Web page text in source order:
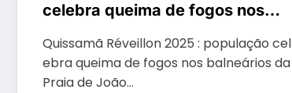
celebra queima de fogos nos
balneários da Praia de João
Francisco, Visgueiro e Barra do
Furado
Quissamã Réveillon 2025 : população cel
ebra queima de fogos nos balneários da
Praia de João…